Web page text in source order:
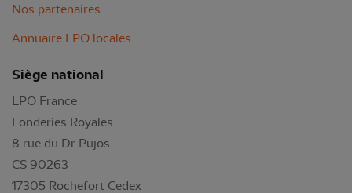
Nos partenaires
Annuaire LPO locales
Siège national
LPO France
Fonderies Royales
8 rue du Dr Pujos
CS 90263
17305 Rochefort Cedex